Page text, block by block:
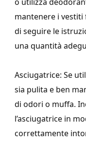
mantenere i
di seguire le
una quantità
Asciugatrice: Se
sia pulita e ben
di odori o muffa.
l’asciugatrice in
correttamente